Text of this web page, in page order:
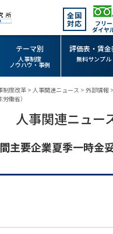
全国
対応
フリー
ダイヤ
テーマ別
人事制度
ノウハウ・事例
評価表・賃金
無料サンプル
制度改革 > 人事関連ニュース > 外部情報 >
働省）
人事関連ニュー
主要企業夏季一時金